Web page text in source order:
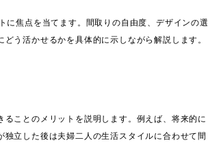
焦点を当てます。間取りの自由度、デザインの選
う活かせるかを具体的に示しながら解説します。
ことのメリットを説明します。例えば、将来的に
立した後は夫婦二人の生活スタイルに合わせて間